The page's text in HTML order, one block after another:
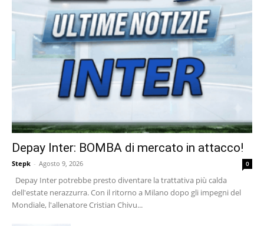
Depay Inter: BOMBA di mercato in attacco!
Stepk - Agosto 9, 2026 0
Depay Inter potrebbe presto diventare la trattativa più calda
dell'estate nerazzurra. Con il ritorno a Milano dopo gli impegni del
Mondiale, l'allenatore Cristian Chivu...